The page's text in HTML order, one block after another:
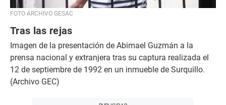
FOTO ARCHIVO GESAC
Tras las rejas
Imagen de la presentación de Abimael Guzmán a la
prensa nacional y extranjera tras su captura realizada el
12 de septiembre de 1992 en un inmueble de Surquillo.
(Archivo GEC)